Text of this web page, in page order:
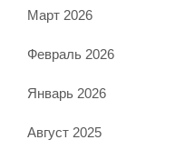
Март 2026
Февраль 2026
Январь 2026
Август 2025